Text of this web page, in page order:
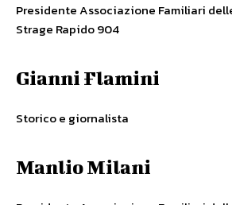
Presidente Associazione Familiari
Strage Rapido 904
Gianni Flamini
Storico e giornalista
Manlio Milani